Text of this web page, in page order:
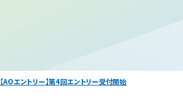
【AOエントリー】第4回エントリー受付開始